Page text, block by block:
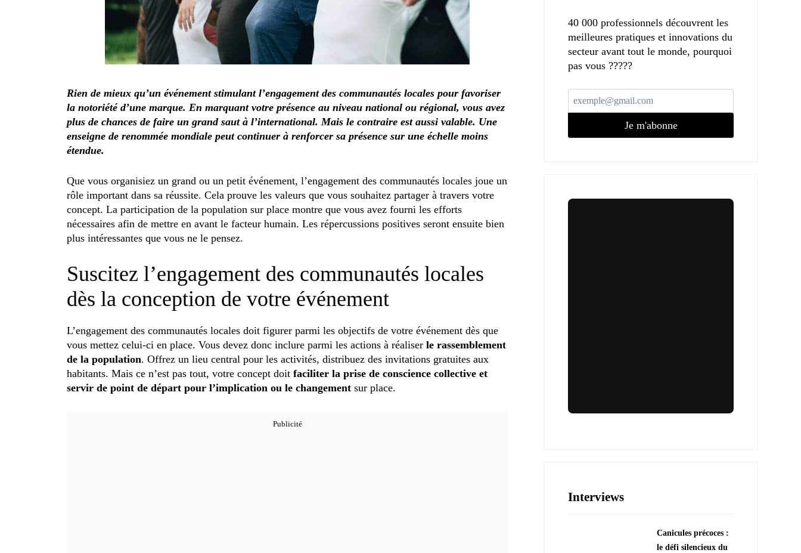
Rien de mieux qu’un événement stimulant l’engagement des communautés locales pour favoriser
la notoriété d’une marque. En marquant votre présence au niveau national ou régional, vous avez
plus de chances de faire un grand saut à l’international. Mais le contraire est aussi valable. Une
enseigne de renommée mondiale peut continuer à renforcer sa présence sur une échelle moins
étendue.
Que vous organisiez un grand ou un petit événement, l’engagement des communautés locales joue un
rôle important dans sa réussite. Cela prouve les valeurs que vous souhaitez partager à travers votre
concept. La participation de la population sur place montre que vous avez fourni les efforts
nécessaires afin de mettre en avant le facteur humain. Les répercussions positives seront ensuite bien
plus intéressantes que vous ne le pensez.
Suscitez l’engagement des communautés locales
dès la conception de votre événement
L’engagement des communautés locales doit figurer parmi les objectifs de votre événement dès que
vous mettez celui-ci en place. Vous devez donc inclure parmi les actions à réaliser le rassemblement
de la population. Offrez un lieu central pour les activités, distribuez des invitations gratuites aux
habitants. Mais ce n’est pas tout, votre concept doit faciliter la prise de conscience collective et
servir de point de départ pour l’implication ou le changement sur place.
40 000 professionnels découvrent les
meilleures pratiques et innovations du
secteur avant tout le monde, pourquoi
pas vous ?????
Je m'abonne
???? Explorer les animations
Interviews
Canicules précoces :
le défi silencieux du